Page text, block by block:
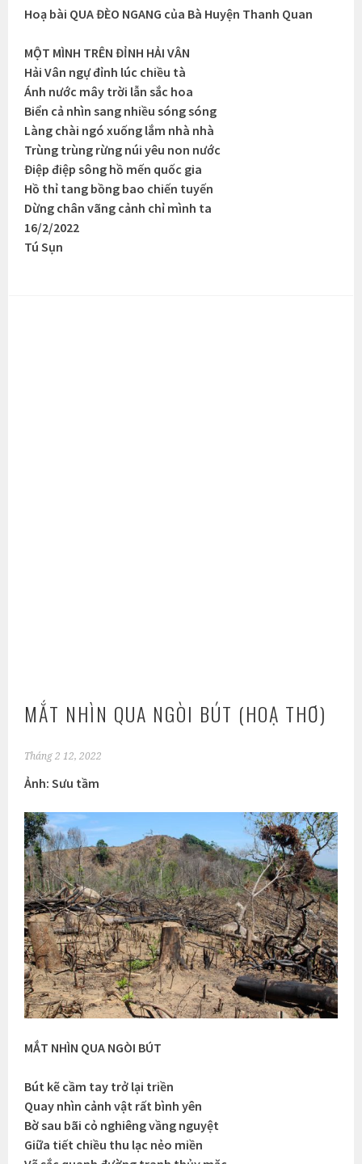
Hoạ bài QUA ĐÈO NGANG của Bà Huyện Thanh Quan
MỘT MÌNH TRÊN ĐỈNH HẢI VÂN
Hải Vân ngự đỉnh lúc chiều tà
Ánh nước mây trời lẫn sắc hoa
Biển cả nhìn sang nhiều sóng sóng
Làng chài ngó xuống lắm nhà nhà
Trùng trùng rừng núi yêu non nước
Điệp điệp sông hồ mến quốc gia
Hồ thỉ tang bồng bao chiến tuyến
Dừng chân vãng cảnh chỉ mình ta
16/2/2022
Tú Sụn
MẮT NHÌN QUA NGÒI BÚT (HOẠ THƠ)
Tháng 2 12, 2022
Ảnh: Sưu tầm
MẮT NHÌN QUA NGÒI BÚT
Bút kẽ cầm tay trở lại triền
Quay nhìn cảnh vật rất bình yên
Bờ sau bãi cỏ nghiêng vầng nguyệt
Giữa tiết chiều thu lạc nẻo miền